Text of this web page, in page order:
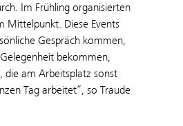
Im Frühling organisierten
Mittelpunkt. Diese Events
Gespräch kommen,
bekommen,
die am Arbeitsplatz sonst
Tag arbeitet“, so Traude